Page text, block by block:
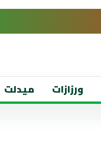
ورزازات ميدلت